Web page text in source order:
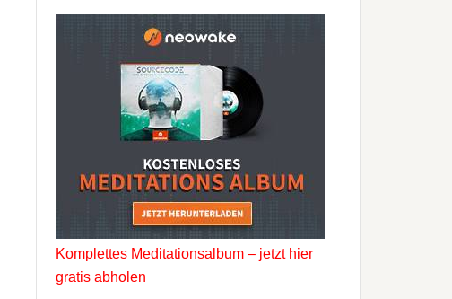
Komplettes Meditationsalbum – jetzt hier
gratis abholen